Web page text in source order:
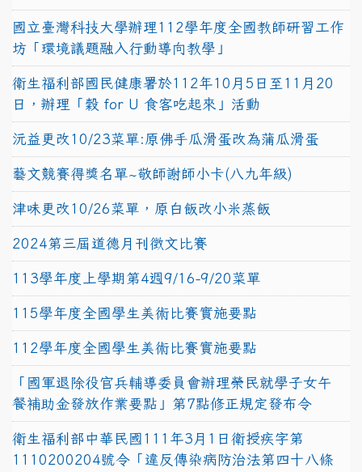
國立臺灣科技大學辦理112學年度全國教師研習工作
坊「環境議題融入行動導向教學」
衛生福利部國民健康署於112年10月5日至11月20
日，辦理「穀 for U 食客吃起來」活動
沅益更改10/23菜單:原佛手瓜滑蛋改為蒲瓜滑蛋
藝文競賽得獎名單~敬師謝師小卡(八九年級)
津味更改10/26菜單，原白飯改小米蒸飯
2024第三屆道德月刊徵文比賽
113學年度上學期第4週9/16-9/20菜單
115學年度全國學生美術比賽實施要點
112學年度全國學生美術比賽實施要點
「國軍退除役官兵輔導委員會辦理榮民就學子女午
餐補助金發放作業要點」第7點修正規定發布令
衛生福利部中華民國111年3月1日衛授疾字第
1110200204號令「違反傳染病防治法第四十八條